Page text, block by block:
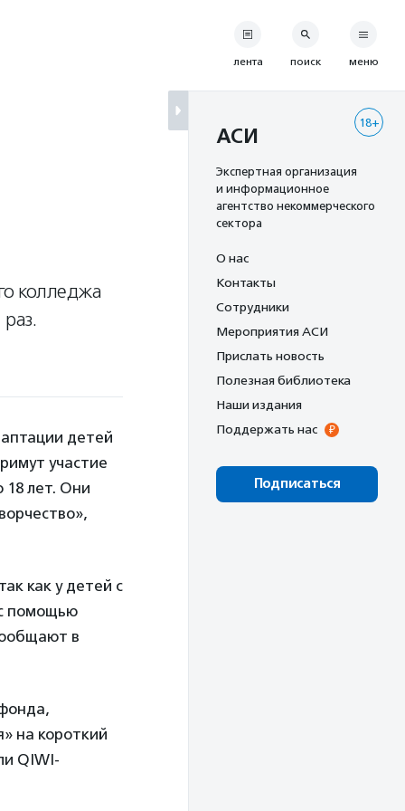
колледжа
детей
участие
18 лет. Они
как у детей с
помощью
в
на короткий
QIWI-
лента поиск меню
18+
АСИ
Экспертная организация
и информационное
агентство некоммерческого
сектора
О нас
Контакты
Сотрудники
Мероприятия АСИ
Прислать новость
Полезная библиотека
Наши издания
Поддержать нас
Подписаться